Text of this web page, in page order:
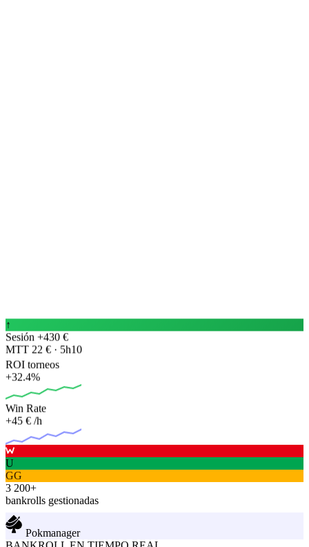
↑
Sesión +430 €
MTT 22 € · 5h10
ROI torneos
+32.4%
Win Rate
+45 € /h
U
GG
3 200+
bankrolls gestionadas
Pokmanager